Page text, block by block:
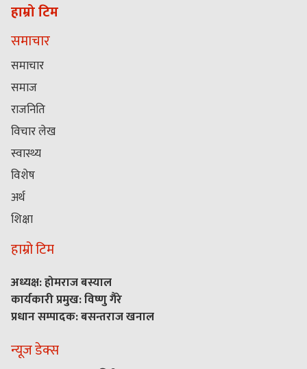
हाम्रो टिम
समाचार
समाचार
समाज
राजनिति
विचार लेख
स्वास्थ्य
विशेष
अर्थ
शिक्षा
हाम्रो टिम
अध्यक्ष: होमराज बस्याल
कार्यकारी प्रमुख: विष्णु गैरे
प्रधान सम्पादक: बसन्तराज खनाल
न्यूज डेक्स